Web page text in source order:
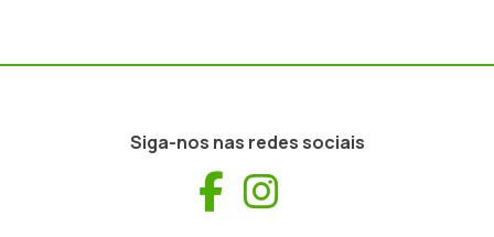
Siga-nos nas redes sociais
Facebook